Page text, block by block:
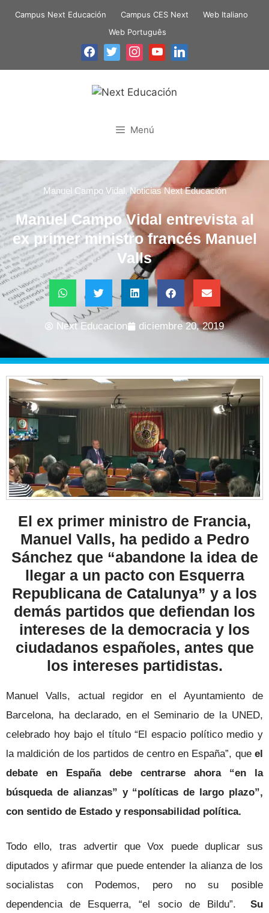
Campus Next Educación Campus CES Next
Web Italiano
Web Português
Menú
Manuel Campo Vidal , Noticias Next Educación
Manuel Campo Vidal entrevista al
ex primer ministro francés Manuel
Valls
Next Educacion diciembre 20, 2019
El ex primer ministro de Francia,
Manuel Valls, ha pedido a Pedro
Sánchez que “abandone la idea de
llegar a un pacto con Esquerra
Republicana de Catalunya” y a los
demás partidos que defiendan los
intereses de la democracia y los
ciudadanos españoles, antes que
los intereses partidistas.
Manuel Valls, actual regidor en el Ayuntamiento de
Barcelona, ha declarado, en el Seminario de la UNED,
celebrado hoy bajo el título “El espacio político medio y
la maldición de los partidos de centro en España”, que el
debate en España debe centrarse ahora “en la
búsqueda de alianzas” y “políticas de largo plazo”,
con sentido de Estado y responsabilidad política.
Todo ello, tras advertir que Vox puede duplicar sus
diputados y afirmar que puede entender la alianza de los
socialistas con Podemos, pero no su posible
dependencia de Esquerra, “el socio de Bildu”. Su